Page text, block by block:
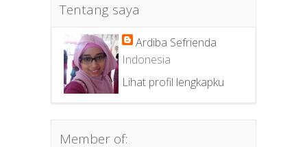
Tentang saya
Ardiba Sefrienda
Indonesia
Lihat profil lengkapku
Member of: